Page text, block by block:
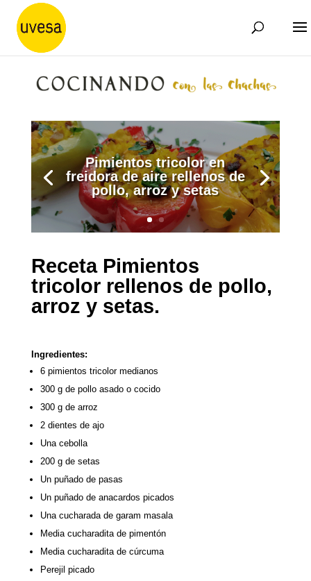
Pimientos tricolor en
freidora de aire rellenos de
pollo, arroz y setas
Receta Pimientos
tricolorrellenos de pollo,
arroz y setas.
Ingredientes:
6 pimientos tricolor medianos
300 g de pollo asado o cocido
300 g de arroz
2 dientes de ajo
Una cebolla
200 g de setas
Un puñado de pasas
Un puñado de anacardos picados
Una cucharada de garam masala
Media cucharadita de pimentón
Media cucharadita de cúrcuma
Perejil picado